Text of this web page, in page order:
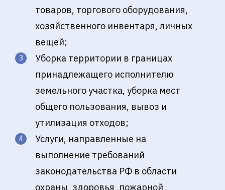
товаров, торгового оборудования,
хозяйственного инвентаря, личных
вещей;
Уборка территории в границах
принадлежащего исполнителю
земельного участка, уборка мест
общего пользования, вывоз и
утилизация отходов;
Услуги, направленные на
выполнение требований
законодательства РФ в области
охраны, здоровья, пожарной